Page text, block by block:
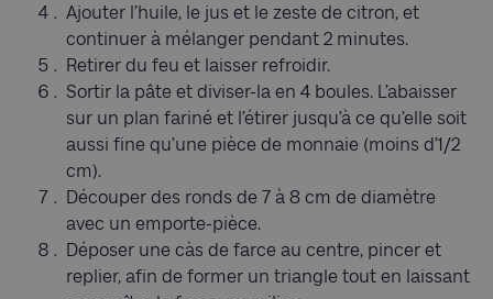
Ajouter l’huile, le jus et le zeste de citron, et
continuer à mélanger pendant 2 minutes.
Retirer du feu et laisser refroidir.
Sortir la pâte et diviser-la en 4 boules. L’abaisser
sur un plan fariné et l’étirer jusqu’à ce qu’elle soit
aussi fine qu’une pièce de monnaie (moins d’1/2
cm).
Découper des ronds de 7 à 8 cm de diamètre
avec un emporte-pièce.
Déposer une càs de farce au centre, pincer et
replier, afin de former un triangle tout en laissant